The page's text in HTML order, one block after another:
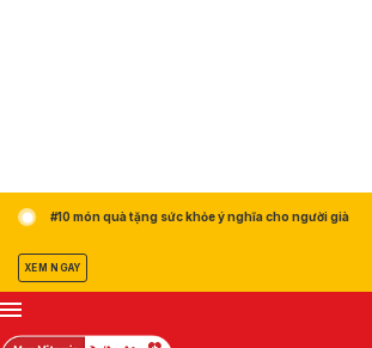
#10 món quà tặng sức khỏe ý nghĩa cho người già
XEM NGAY